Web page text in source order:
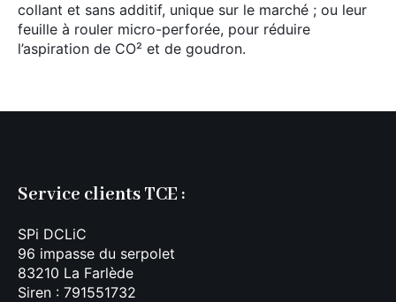
collant et sans additif, unique sur le marché ; ou leur
feuille à rouler micro-perforée, pour réduire
l’aspiration de CO² et de goudron.
Service clients TCE :
SPi DCLiC
96 impasse du serpolet
83210 La Farlède
Siren : 791551732